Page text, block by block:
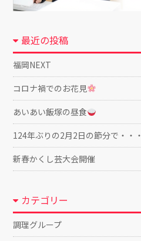
最近の投稿
福岡NEXT
コロナ禍でのお花見
あいあい飯塚の昼食
124年ぶりの2月2日の節分で・・・
新春かくし芸大会開催
カテゴリー
調理グループ